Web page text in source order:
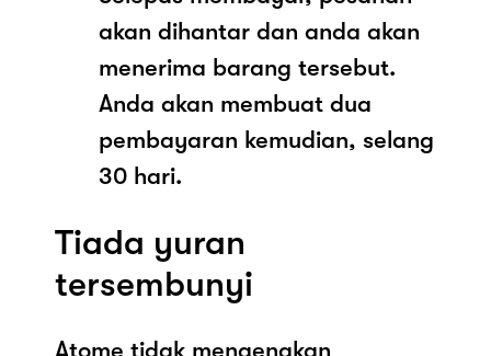
akan dihantar dan anda akan
menerima barang tersebut.
Anda akan membuat dua
pembayaran kemudian, selang
30 hari.
Tiada yuran
tersembunyi
Atome tidak mengenakan